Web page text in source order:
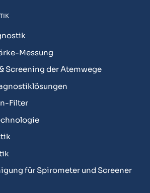
Messung
Screening der Atemwege
Filter
für Spirometer und Screener